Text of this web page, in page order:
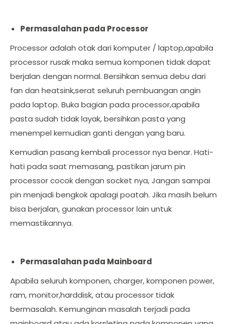
Permasalahan pada Processor
Processor adalah otak dari komputer / laptop,apabila
processor rusak maka semua komponen tidak dapat
berjalan dengan normal. Bersihkan semua debu dari
fan dan heatsink,serat seluruh pembuangan angin
pada laptop. Buka bagian pada processor,apabila
pasta sudah tidak layak, bersihkan pasta yang
menempel kemudian ganti dengan yang baru.
Kemudian pasang kembali processor nya benar. Hati-
hati pada saat memasang, pastikan jarum pin
processor cocok dengan socket nya, Jangan sampai
pin menjadi bengkok apalagi poatah. Jika masih belum
bisa berjalan, gunakan processor lain untuk
memastikannya.
Permasalahan pada Mainboard
Apabila seluruh komponen, charger, komponen power,
ram, monitor,harddisk, atau processor tidak
bermasalah. Kemunginan masalah terjadi pada